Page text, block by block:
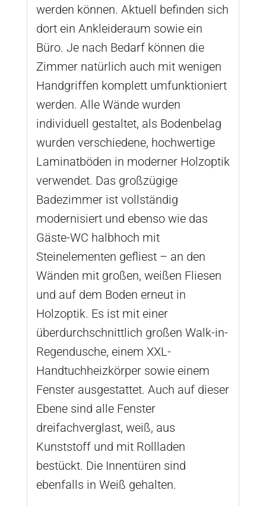
werden können. Aktuell befinden sich
dort ein Ankleideraum sowie ein
Büro. Je nach Bedarf können die
Zimmer natürlich auch mit wenigen
Handgriffen komplett umfunktioniert
werden. Alle Wände wurden
individuell gestaltet, als Bodenbelag
wurden verschiedene, hochwertige
Laminatböden in moderner Holzoptik
verwendet. Das großzügige
Badezimmer ist vollständig
modernisiert und ebenso wie das
Gäste-WC halbhoch mit
Steinelementen gefliest – an den
Wänden mit großen, weißen Fliesen
und auf dem Boden erneut in
Holzoptik. Es ist mit einer
überdurchschnittlich großen Walk-in-
Regendusche, einem XXL-
Handtuchheizkörper sowie einem
Fenster ausgestattet. Auch auf dieser
Ebene sind alle Fenster
dreifachverglast, weiß, aus
Kunststoff und mit Rollladen
bestückt. Die Innentüren sind
ebenfalls in Weiß gehalten.